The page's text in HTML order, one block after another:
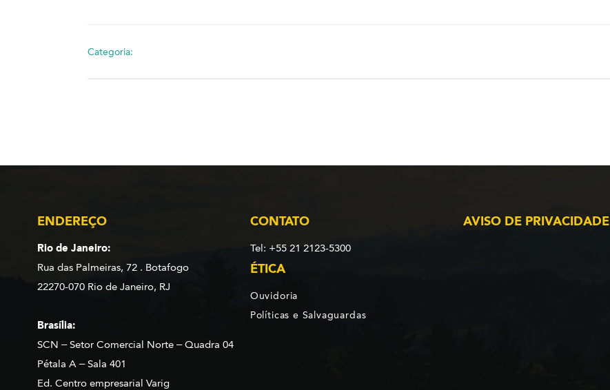
Categoria:
ENDEREÇO
Rio de Janeiro:
Rua das Palmeiras, 72 . Botafogo
22270-070 Rio de Janeiro, RJ
Brasília:
SCN – Setor Comercial Norte – Quadra 04
Pétala A – Sala 401
Ed. Centro empresarial Varig
CONTATO
Tel: +55 21 2123-5300
AVISO DE PRIVACIDADE
ÉTICA
Ouvidoria
Políticas e Salvaguardas